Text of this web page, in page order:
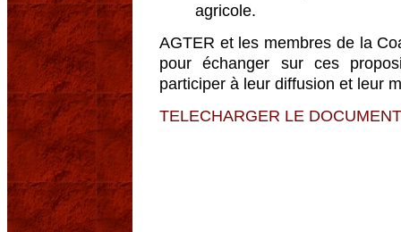
agricole.
AGTER et les membres de la
pour échanger sur ces
participer à leur diffusion et leur
TELECHARGER LE DOCUMENT